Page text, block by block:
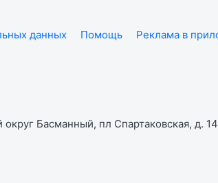
данных Помощь Реклама в
Басманный, пл Спартаковская, д.